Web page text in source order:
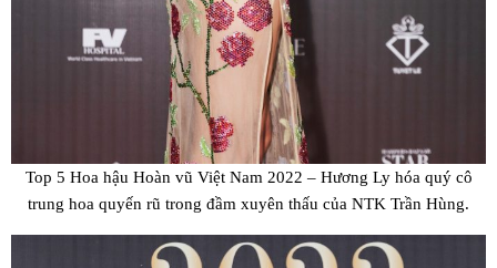
Top 5 Hoa hậu Hoàn vũ Việt Nam 2022 – Hương Ly hóa quý cô
trung hoa quyến rũ trong đầm xuyên thấu của NTK Trần Hùng.